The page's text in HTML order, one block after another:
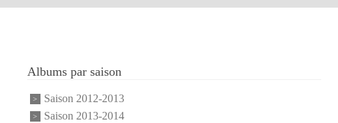
Albums par saison
Saison 2012-2013
Saison 2013-2014